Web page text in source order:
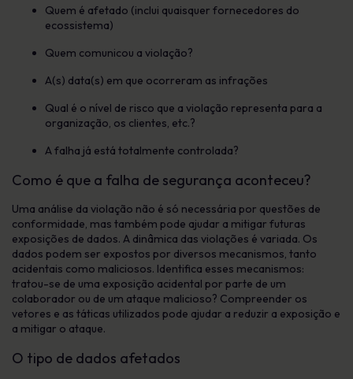
Quem é afetado (inclui quaisquer fornecedores do
ecossistema)
Quem comunicou a violação?
A(s) data(s) em que ocorreram as infrações
Qual é o nível de risco que a violação representa para a
organização, os clientes, etc.?
A falha já está totalmente controlada?
Como é que a falha de segurança aconteceu?
Uma análise da violação não é só necessária por questões de
conformidade, mas também pode ajudar a mitigar futuras
exposições de dados. A dinâmica das violações é variada. Os
dados podem ser expostos por diversos mecanismos, tanto
acidentais como maliciosos. Identifica esses mecanismos:
tratou-se de uma exposição acidental por parte de um
colaborador ou de um ataque malicioso? Compreender os
vetores e as táticas utilizados pode ajudar a reduzir a exposição e
a mitigar o ataque.
O tipo de dados afetados